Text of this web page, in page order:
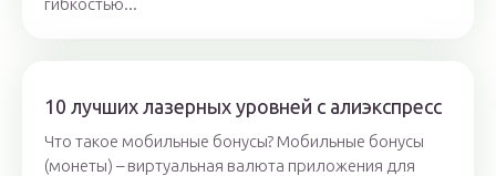
гибкостью...
10 лучших лазерных уровней с алиэкспресс
Что такое мобильные бонусы? Мобильные бонусы
(монеты) – виртуальная валюта приложения для